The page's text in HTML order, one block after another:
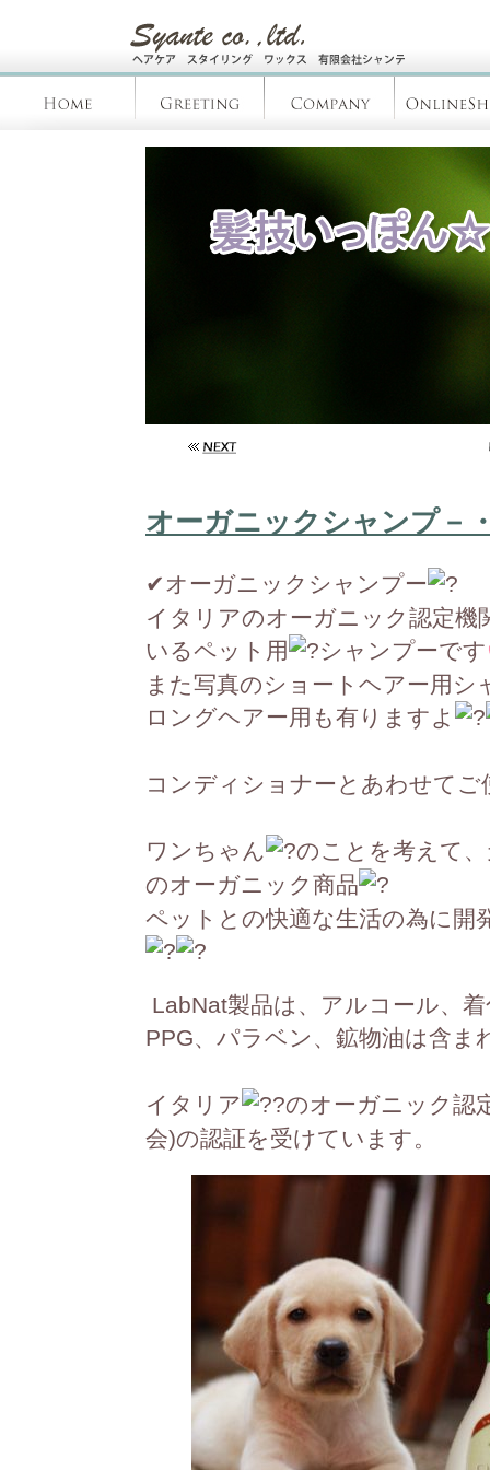
オーガニックシャンプ－
✔︎オーガニックシャンプー
イタリアのオーガニック認定
いるペット用
シャンプーです
また写真のショートヘアー用
ロングヘアー用も有りますよ
コンディショナーとあわせてご
ワンちゃん
のことを考えて
のオーガニック商品
ペットとの快適な生活の為に
LabNat製品は、アルコール、
PPG、パラベン、鉱物油は含ま
イタリア
のオーガニック認
会)の認証を受けています。